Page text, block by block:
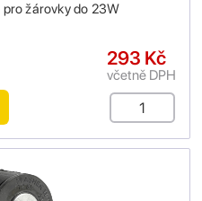
žárovky do 23W
293 Kč
včetně DPH